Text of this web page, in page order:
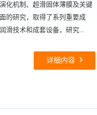
化机制、超滑固体薄膜及关键
的研究，取得了系列重要成
滑技术和成套设备，研究...
详细内容